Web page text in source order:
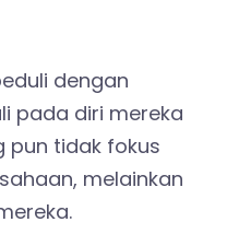
dengan
pada diri mereka
pun tidak fokus
melainkan